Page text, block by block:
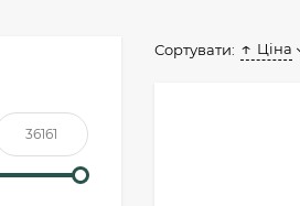
Сортувати: Ціна